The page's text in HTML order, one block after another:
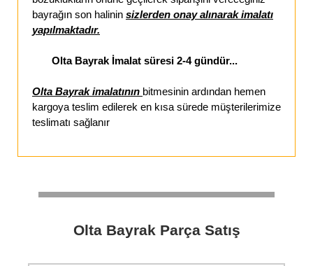
bayrağın son halinin sizlerden onay alınarak imalatı
yapılmaktadır.
Olta Bayrak İmalat süresi 2-4 gündür...
Olta Bayrak imalatının bitmesinin ardından hemen
kargoya teslim edilerek en kısa sürede müşterilerimize
teslimatı sağlanır
Olta Bayrak Parça Satış